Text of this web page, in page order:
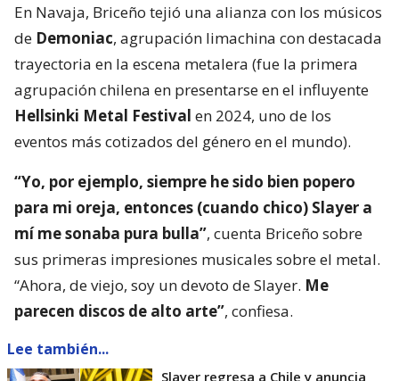
En Navaja, Briceño tejió una alianza con los músicos
de Demoniac, agrupación limachina con destacada
trayectoria en la escena metalera (fue la primera
agrupación chilena en presentarse en el influyente
Hellsinki Metal Festival en 2024, uno de los
eventos más cotizados del género en el mundo).
“Yo, por ejemplo, siempre he sido bien popero
para mi oreja, entonces (cuando chico) Slayer a
mí me sonaba pura bulla”, cuenta Briceño sobre
sus primeras impresiones musicales sobre el metal.
“Ahora, de viejo, soy un devoto de Slayer. Me
parecen discos de alto arte”, confiesa.
Lee también...
Slayer regresa a Chile y anuncia